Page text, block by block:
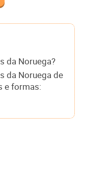
da Noruega?
da Noruega de
e formas: